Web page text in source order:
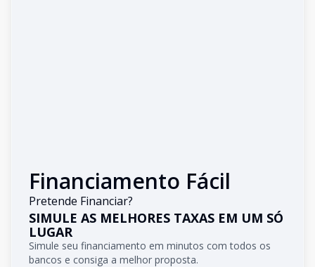
Financiamento Fácil
Pretende Financiar?
SIMULE AS MELHORES TAXAS EM UM SÓ
LUGAR
Simule seu financiamento em minutos com todos os
bancos e consiga a melhor proposta.